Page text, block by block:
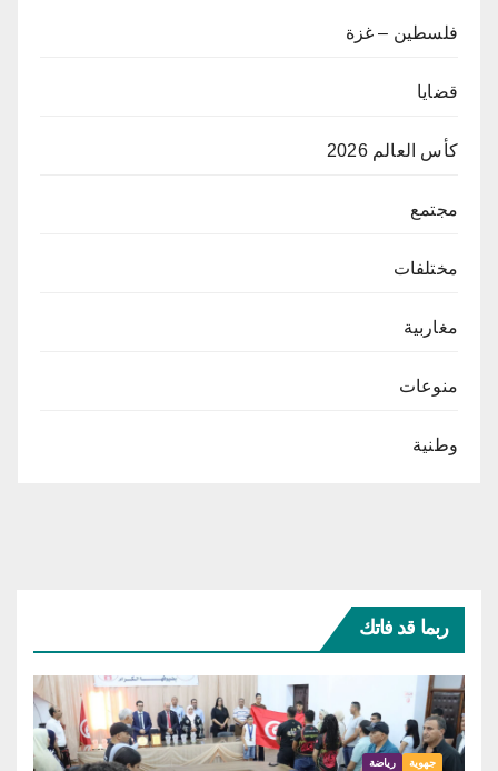
فلسطين – غزة
قضايا
كأس العالم 2026
مجتمع
مختلفات
مغاربية
منوعات
وطنية
ربما قد فاتك
جهوية رياضة